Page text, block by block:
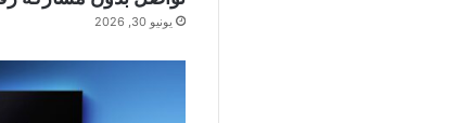
يونيو 30, 2026